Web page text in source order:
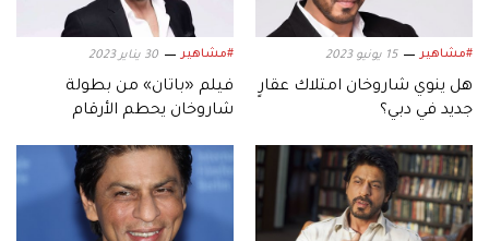
#مشاهير 15 يونيو 2023
هل ينوي شاروخان امتلاك عقارٍ
جديد في دبي؟
#مشاهير 30 يناير 2023
فيلم «باتان» من بطولة
شاروخان يحطم الأرقام